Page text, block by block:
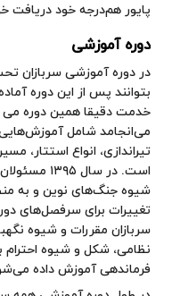
پایور هم‌درجه خود دریافت
دوره آموزشی
در دوره آموزشی سربازان
بتوانند پس از این دوره
خدمت دقیقا همین دوره می
می‌انجامد شامل
تیراندازی، انواع استتار،
است. در
شیوه جنگ‌های نوین و به
تغییرات برای سرفصل‌های
سربازان مقررات و شیوه
نظامی، شکل و شیوه
فرماندهی آموزش داده